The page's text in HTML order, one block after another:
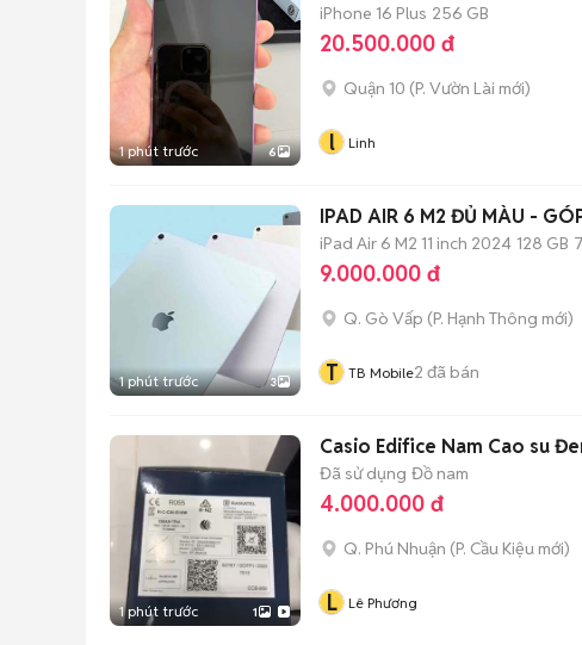
1 phút trước 6
iPhone 16 Plus 256 GB
20.500.000 đ
Quận 10 (P. Vườn Lài mới)
l Linh
1 phút trước 3
IPAD AIR 6 M2 ĐỦ MÀU -
iPad Air 6 M2 11 inch 2024 128 GB
9.000.000 đ
Q. Gò Vấp (P. Hạnh Thông mới)
T TB Mobile2 đã bán
1 phút trước 1
Casio Edifice Nam Cao su
Đã sử dụng Đồ nam
4.000.000 đ
Q. Phú Nhuận (P. Cầu Kiệu mới)
L Lê Phương